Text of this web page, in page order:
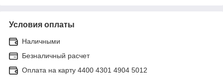
Условия оплаты
Наличными
Безналичный расчет
Оплата на карту 4400 4301 4904 5012